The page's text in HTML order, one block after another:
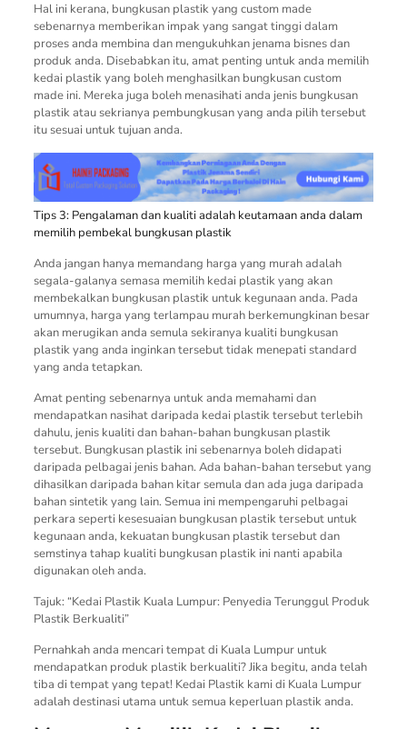
Hal ini kerana, bungkusan plastik yang custom made
sebenarnya memberikan impak yang sangat tinggi dalam
proses anda membina dan mengukuhkan jenama bisnes dan
produk anda. Disebabkan itu, amat penting untuk anda memilih
kedai plastik yang boleh menghasilkan bungkusan custom
made ini. Mereka juga boleh menasihati anda jenis bungkusan
plastik atau sekrianya pembungkusan yang anda pilih tersebut
itu sesuai untuk tujuan anda.
Tips 3: Pengalaman dan kualiti adalah keutamaan anda dalam
memilih pembekal bungkusan plastik
Anda jangan hanya memandang harga yang murah adalah
segala-galanya semasa memilih kedai plastik yang akan
membekalkan bungkusan plastik untuk kegunaan anda. Pada
umumnya, harga yang terlampau murah berkemungkinan besar
akan merugikan anda semula sekiranya kualiti bungkusan
plastik yang anda inginkan tersebut tidak menepati standard
yang anda tetapkan.
Amat penting sebenarnya untuk anda memahami dan
mendapatkan nasihat daripada kedai plastik tersebut terlebih
dahulu, jenis kualiti dan bahan-bahan bungkusan plastik
tersebut. Bungkusan plastik ini sebenarnya boleh didapati
daripada pelbagai jenis bahan. Ada bahan-bahan tersebut yang
dihasilkan daripada bahan kitar semula dan ada juga daripada
bahan sintetik yang lain. Semua ini mempengaruhi pelbagai
perkara seperti kesesuaian bungkusan plastik tersebut untuk
kegunaan anda, kekuatan bungkusan plastik tersebut dan
semstinya tahap kualiti bungkusan plastik ini nanti apabila
digunakan oleh anda.
Tajuk: “Kedai Plastik Kuala Lumpur: Penyedia Terunggul Produk
Plastik Berkualiti”
Pernahkah anda mencari tempat di Kuala Lumpur untuk
mendapatkan produk plastik berkualiti? Jika begitu, anda telah
tiba di tempat yang tepat! Kedai Plastik kami di Kuala Lumpur
adalah destinasi utama untuk semua keperluan plastik anda.